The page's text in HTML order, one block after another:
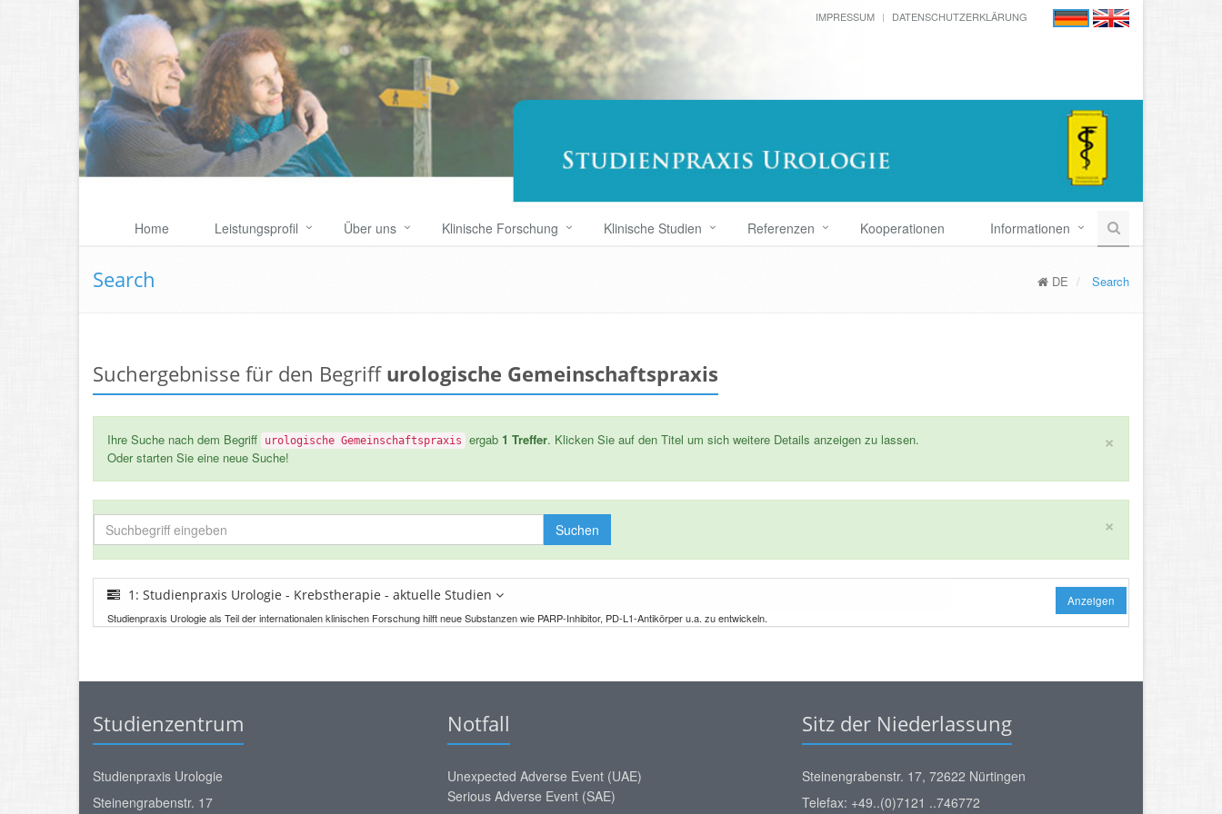
IMPRESSUM DATENSCHUTZERKLÄRUNG
Home Leistungsprofil Über uns Klinische Forschung Klinische Studien Referenzen Kooperationen Informationen
Search DE Search
Suchergebnisse für den Begriff urologische Gemeinschaftspraxis
×
Ihre Suche nach dem Begriff urologische Gemeinschaftspraxis ergab 1 Treffer. Klicken Sie auf den Titel um sich weitere Details anzeigen zu lassen.
Oder starten Sie eine neue Suche!
×
Suchen
1: Studienpraxis Urologie - Krebstherapie - aktuelle Studien
Studienpraxis Urologie als Teil der internationalen klinischen Forschung hilft neue Substanzen wie PARP-Inhibitor, PD-L1-Antikörper u.a. zu entwickeln.
Anzeigen
Studienzentrum
Studienpraxis Urologie
Steinengrabenstr. 17
Notfall
Unexpected Adverse Event (UAE)
Serious Adverse Event (SAE)
Sitz der Niederlassung
Steinengrabenstr. 17, 72622 Nürtingen
Telefax: +49..(0)7121 ..746772